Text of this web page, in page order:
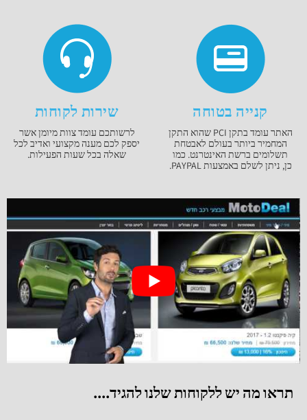
קנייה בטוחה
האתר עומד בתקן PCI שהוא התקן
המחמיר ביותר בעולם לאבטחת
תשלומים ברשת האינטרנט. כמו
כן, ניתן לשלם באמצעות PAYPAL.
שירות לקוחות
לרשותכם עומד צוות מיומן אשר
יספק לכם מענה מקצועי ואדיב לכל
שאלה בכל שעות הפעילות.
תראו מה יש ללקוחות שלנו להגיד....